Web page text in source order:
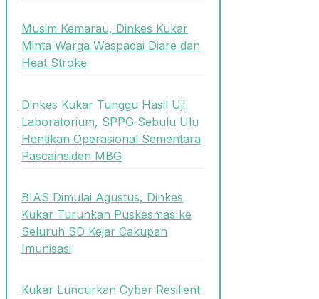
Musim Kemarau, Dinkes Kukar
Minta Warga Waspadai Diare dan
Heat Stroke
Dinkes Kukar Tunggu Hasil Uji
Laboratorium, SPPG Sebulu Ulu
Hentikan Operasional Sementara
Pascainsiden MBG
BIAS Dimulai Agustus, Dinkes
Kukar Turunkan Puskesmas ke
Seluruh SD Kejar Cakupan
Imunisasi
Kukar Luncurkan Cyber Resilient